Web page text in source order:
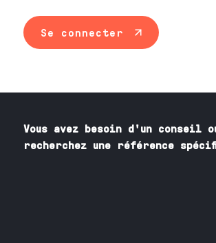
Se connecter
Vous avez besoin d'un conseil
recherchez une référence